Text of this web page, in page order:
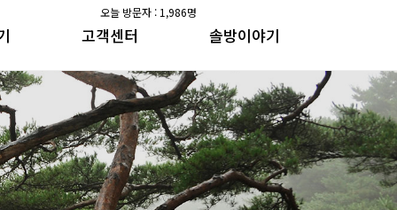
오늘 방문자 : 1,986명
고객센터 솔방이야기
공지사항
갤러리
수가솔방 방송일지
솔방지기 건강이야기
공지사항
수가솔방 방송일지
솔방지기 건강이야기